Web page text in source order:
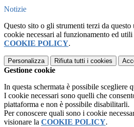
Notizie
Questo sito o gli strumenti terzi da
cookie necessari al funzionamento ed
COOKIE POLICY.
Personalizza Rifiuta tutti i cookies
Gestione cookie
In questa schermata è possibile scegliere
I cookie necessari sono quelli che
piattaforma e non è possibile disabilitarli.
Per conoscere quali sono i cookie
visionare la COOKIE POLICY.